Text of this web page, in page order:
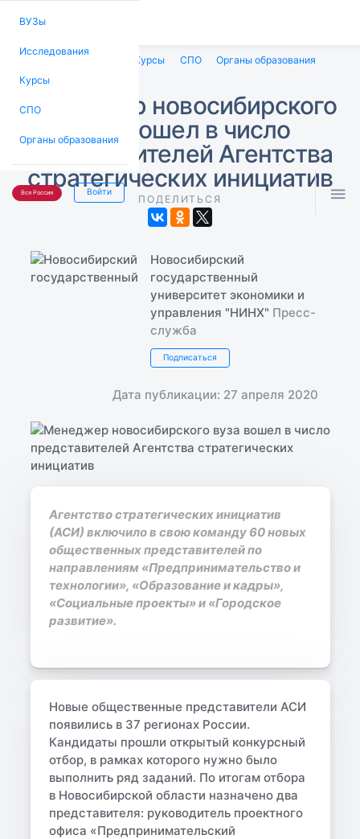
ВУЗы
Исследования
Курсы
СПО
Органы образования
Вся Россия Войти 
Исследования Курсы СПО Органы образования
Менеджер новосибирского
вуза вошел в число
представителей Агентства
стратегических инициатив
ПОДЕЛИТЬСЯ
Новосибирский
государственный
университет экономики и
управления "НИНХ" Пресс-
служба
Подписаться
Дата публикации: 27 апреля 2020
Агентство стратегических инициатив
(АСИ) включило в свою команду 60 новых
общественных представителей по
направлениям «Предпринимательство и
технологии», «Образование и кадры»,
«Социальные проекты» и «Городское
развитие».
Новые общественные представители АСИ
появились в 37 регионах России.
Кандидаты прошли открытый конкурсный
отбор, в рамках которого нужно было
выполнить ряд заданий. По итогам отбора
в Новосибирской области назначено два
представителя: руководитель проектного
офиса «Предпринимательский